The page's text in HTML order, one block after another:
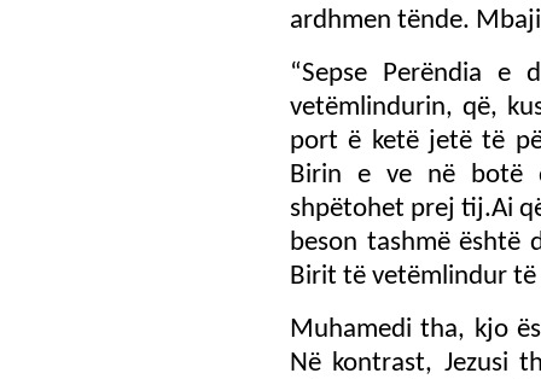
ardhmen tënde.
“Sepse Perëndia
vetëmlindurin, që,
port ë ketë jetë të
Birin e ve në botë
shpëtohet prej tij.Ai
beson tashmë është
Birit të vetëmlindur
Muhamedi tha, kjo
Në kontrast, Jezusi